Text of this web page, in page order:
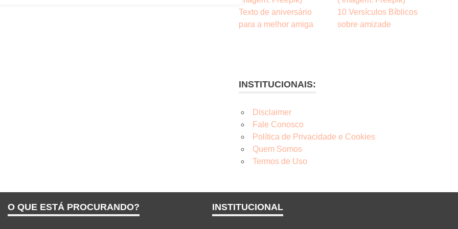
Texto de aniversário
para a melhor amiga
10 Versículos Bíblicos
sobre amizade
INSTITUCIONAIS:
Disclaimer
Fale Conosco
Política de Privacidade e Cookies
Quem Somos
Termos de Uso
O QUE ESTÁ PROCURANDO? INSTITUCIONAL